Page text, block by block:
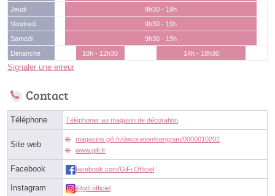
Jeudi
9h30 - 19h
Vendredi
9h30 - 19h
Samedi
9h30 - 19h
Dimanche
10h - 12h30 14h - 18h30
Signaler une erreur
Contact
Téléphone Téléphoner au magasin de décoration
Site web
magasins.gifi.fr/decoration/serignan/0000010202
www.gifi.fr
Facebook facebook.com/GiFi.Officiel
Instagram @gifi.officiel